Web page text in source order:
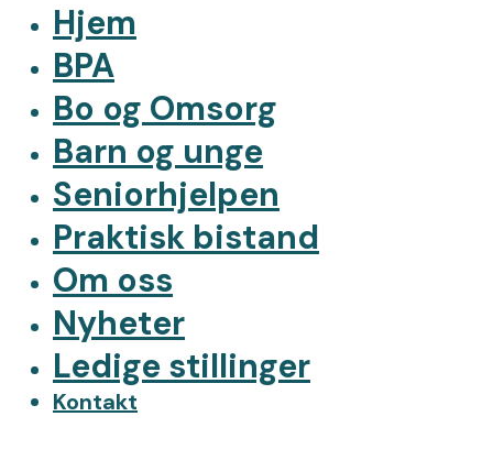
Hjem
BPA
Bo og Omsorg
Barn og unge
Seniorhjelpen
Praktisk bistand
Om oss
Nyheter
Ledige stillinger
Kontakt